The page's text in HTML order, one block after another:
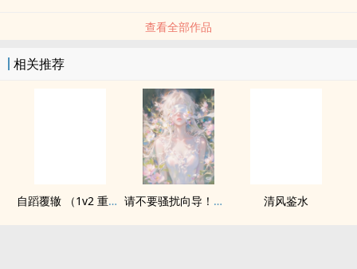
查看全部作品
相关推荐
自蹈覆辙 （1v2 重生） 请不要骚扰向导！（哨向NPH） 清风鉴水